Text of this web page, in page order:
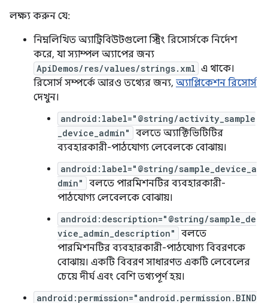
লক্ষ্য করুন যে:
নিম্নলিখিত অ্যাট্রিবিউটগুলো স্ট্রিং রিসোর্সকে নির্দেশ
করে, যা স্যাম্পল অ্যাপের জন্য
ApiDemos/res/values/strings.xml এ থাকে।
রিসোর্স সম্পর্কে আরও তথ্যের জন্য, অ্যাপ্লিকেশন রিসোর্স
দেখুন।
android:label="@string/activity_sample
_device_admin"
বলতে অ্যাক্টিভিটিটির
ব্যবহারকারী-পাঠযোগ্য লেবেলকে বোঝায়।
android:label="@string/sample_device_a
dmin"
বলতে পারমিশনটির ব্যবহারকারী-
পাঠযোগ্য লেবেলকে বোঝায়।
android:description="@string/sample_de
vice_admin_description"
বলতে
পারমিশনটির ব্যবহারকারী-পাঠযোগ্য বিবরণকে
বোঝায়। একটি বিবরণ সাধারণত একটি লেবেলের
চেয়ে দীর্ঘ এবং বেশি তথ্যপূর্ণ হয়।
android:permission="android.permission.BIND